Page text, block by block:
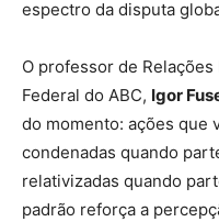
espectro da disputa
O professor de
Federal do ABC, Igor
do momento: ações que
condenadas quando
relativizadas quando
padrão reforça a